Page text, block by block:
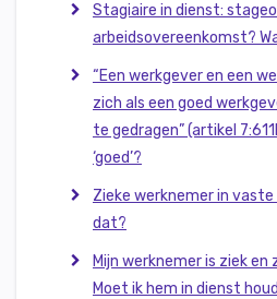
Stagiaire in dienst:
arbeidsovereenkomst?
“Een werkgever en een
zich als een goed
te gedragen” (artikel
‘goed’?
Zieke werknemer in
dat?
Mijn werknemer is ziek
Moet ik hem in dienst